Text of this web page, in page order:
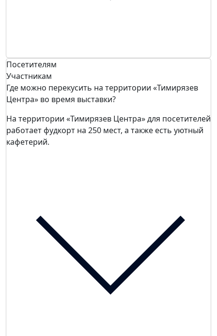
Посетителям
Участникам
Где можно перекусить на территории «Тимирязев
Центра» во время выставки?
На территории «Тимирязев Центра» для посетителей
работает фудкорт на 250 мест, а также есть уютный
кафетерий.